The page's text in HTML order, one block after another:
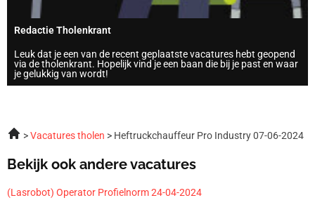
Redactie Tholenkrant
Leuk dat je een van de recent geplaatste vacatures hebt geopend
via de tholenkrant. Hopelijk vind je een baan die bij je past en waar
je gelukkig van wordt!
Vacatures tholen Heftruckchauffeur Pro Industry 07-06-2024
Bekijk ook andere vacatures
(Lasrobot) Operator Profielnorm 24-04-2024